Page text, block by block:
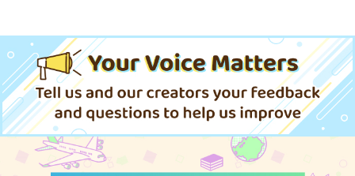
しののめ
専売 629 （税込）
ゴールデンカムイ
月島基×鯉登音之進
サンプル
カート
眠る電球
専売 330円（税込）
月島基×鯉登音之進
カート
こちら側のどこからも
切れない
284 （税込）
ゴールデンカムイ
月島基×鯉登音之進
カート